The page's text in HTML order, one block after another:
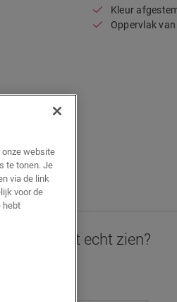
Kleur
Oppervlak
in het echt zien?
verkooppunt
onze website
te tonen. Je
via de link
voor de
hebt